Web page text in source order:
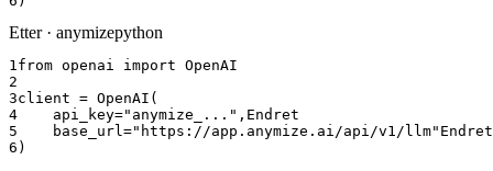
Etter · anymizepython
1 from openai import OpenAI
2
3client = OpenAI(
4
    api_key="anymize_...",
Endret
5
    base_url="https://app.anymize.ai/api/v1/llm"
Endret
6 )